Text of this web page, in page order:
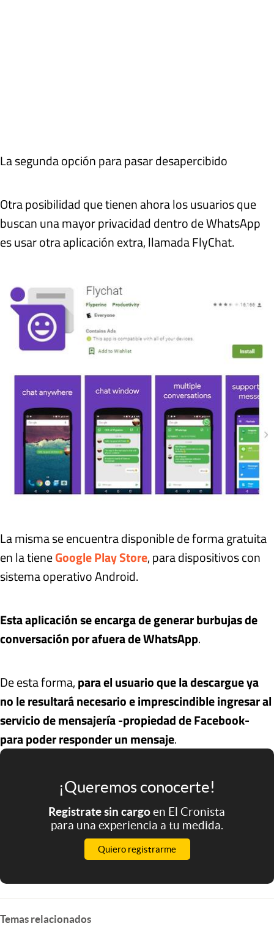
La segunda opción para pasar desapercibido
Otra posibilidad que tienen ahora los usuarios que
buscan una mayor privacidad dentro de WhatsApp
es usar otra aplicación extra, llamada FlyChat.
La misma se encuentra disponible de forma gratuita
en la tieneGoogle Play Store, para dispositivos con
sistema operativo Android.
Esta aplicación se encarga de generar burbujas de
conversación por afuera de WhatsApp.
De esta forma,para el usuario que la descargue ya
no le resultará necesario e imprescindible ingresar al
servicio de mensajería -propiedad de Facebook-
para poder responder un mensaje.
¡Queremos conocerte!
Registrate sin cargoen El Cronista
para una experiencia a tu medida.
Quiero registrarme
Temas relacionados